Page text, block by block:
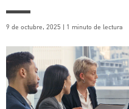
9 de octubre, 2025 | 1 minuto de lectura